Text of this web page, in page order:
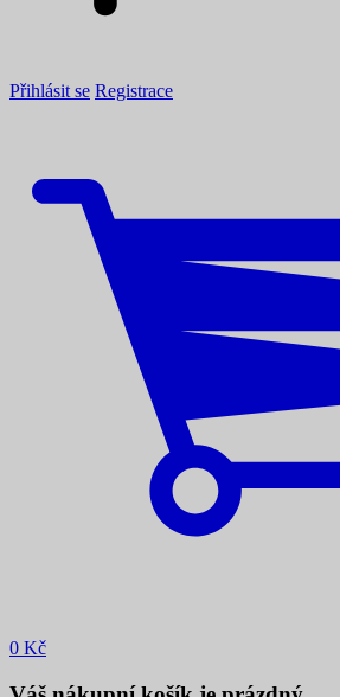
Přihlásit se Registrace
0 Kč